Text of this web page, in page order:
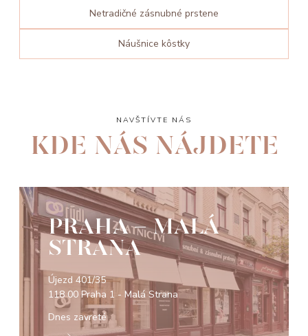
Netradičné zásnubné prstene
Náušnice kôstky
NAVŠTÍVTE NÁS
KDE NÁS NÁJDETE
PRAHA - MALÁ
STRANA
Újezd 401/35
118 00 Praha 1 - Malá Strana
Dnes zavreté